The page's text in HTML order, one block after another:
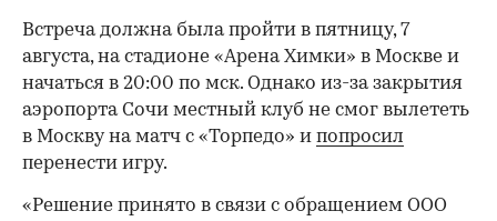
Встреча должна была пройти в пятницу, 7
августа, на стадионе «Арена Химки» в Москве и
начаться в 20:00 по мск. Однако из-за закрытия
аэропорта Сочи местный клуб не смог вылететь
в Москву на матч с «Торпедо» и попросил
перенести игру.
«Решение принято в связи с обращением ООО